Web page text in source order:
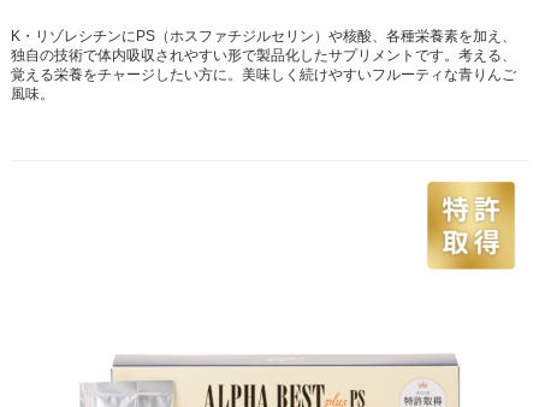
K・リゾレシチンにPS（ホスファチジルセリン）や核酸、各種栄養素を加え、
独自の技術で体内吸収されやすい形で製品化したサプリメントです。考える、
覚える栄養をチャージしたい方に。美味しく続けやすいフルーティな青りんご
風味。